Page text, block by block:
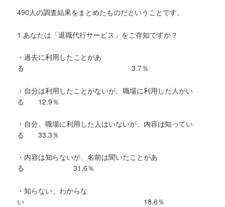
490人の調査結果をまとめたものだということです。
1.あなたは「退職代行サービス」をご存知ですか？
・過去に利用したことがあ
る 3.7％
・自分は利用したことがないが、職場に利用した人がい
る 12.9％
・自分、職場に利用した人はいないが、内容は知ってい
る 33.3％
・内容は知らないが、名前は聞いたことがあ
る 31.6％
・知らない、わからな
い 18.6％